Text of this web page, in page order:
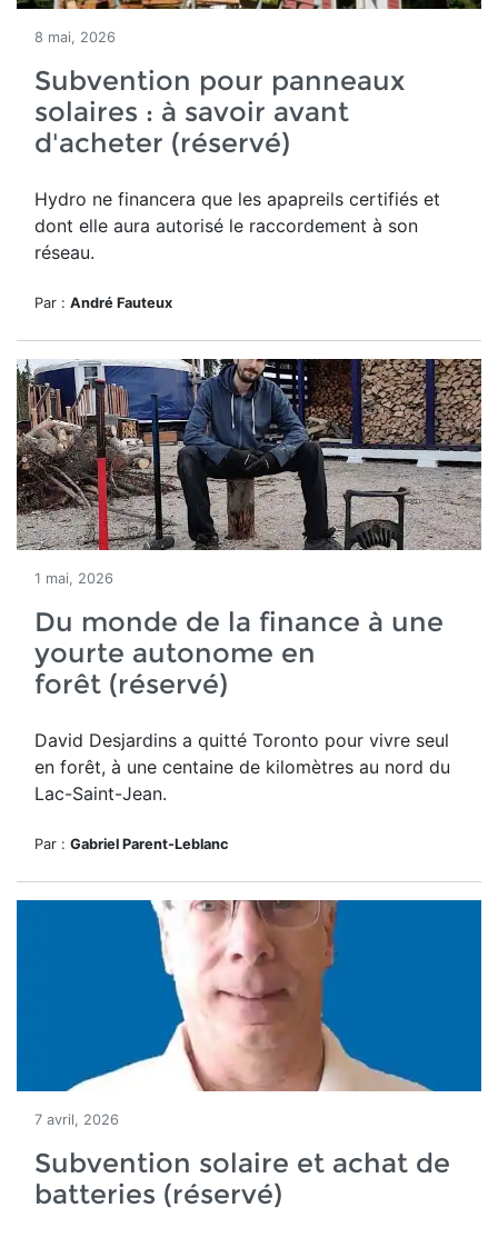
8 mai, 2026
Subvention pour panneaux
solaires : à savoir avant
d'acheter (réservé)
Hydro ne financera que les apapreils certifiés et
dont elle aura autorisé le raccordement à son
réseau.
Par : André Fauteux
1 mai, 2026
Du monde de la finance à une
yourte autonome en
forêt (réservé)
David Desjardins a quitté Toronto pour vivre seul
en forêt, à une centaine de kilomètres au nord du
Lac-Saint-Jean.
Par : Gabriel Parent-Leblanc
7 avril, 2026
Subvention solaire et achat de
batteries (réservé)